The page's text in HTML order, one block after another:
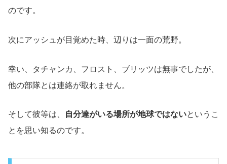
のです。
次にアッシュが目覚めた時、辺りは一面の荒野。
幸い、タチャンカ、フロスト、ブリッツは無事でしたが、
他の部隊とは連絡が取れません。
そして彼等は、 自分達がいる場所が地球ではないというこ
とを思い知るのです。